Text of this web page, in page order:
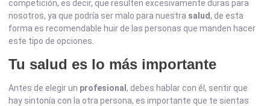
competición, es decir, que resulten excesivamente duras para
nosotros, ya que podría ser malo para nuestra salud, de esta
forma es recomendable huir de las personas que manden hacer
este tipo de opciones.
Tu salud es lo más importante
Antes de elegir un profesional , debes hablar con él, sentir que
hay sintonía con la otra persona, es importante que te sientas